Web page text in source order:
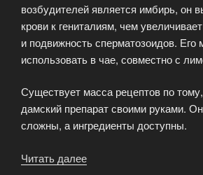
возбудителей является имбирь, он
крови к гениталиям, чем
и подвижность сперматозоидов. Его
использовать в чае, совместно с
Существует масса рецептов по тому,
дамский препарат своими руками.
сложны, а ингредиенты доступны.
Читать далее